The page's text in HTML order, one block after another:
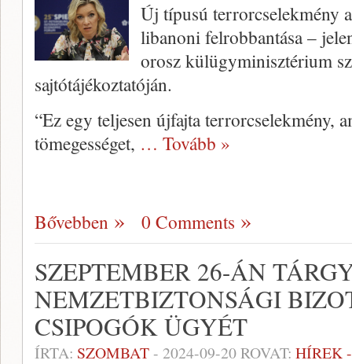
Új típusú terrorcselekmény
libanoni felrobbantása –
orosz külügyminisztérium
sajtótájékoztatóján.
“Ez egy teljesen újfajta terrorcselekmény,
tömegességet, … Tovább »
Bővebben 0 Comments
SZEPTEMBER 26-ÁN
NEMZETBIZTONSÁGI
CSIPOGÓK ÜGYÉT
ÍRTA: SZOMBAT- 2024-09-20ROVAT: HÍREK